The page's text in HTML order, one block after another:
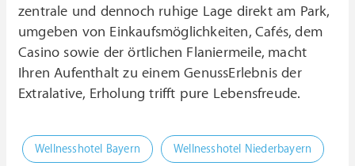
zentrale und dennoch ruhige Lage direkt am Park,
umgeben von Einkaufsmöglichkeiten, Cafés, dem
Casino sowie der örtlichen Flaniermeile, macht
Ihren Aufenthalt zu einem GenussErlebnis der
Extralative, Erholung trifft pure Lebensfreude.
Wellnesshotel Bayern Wellnesshotel Niederbayern